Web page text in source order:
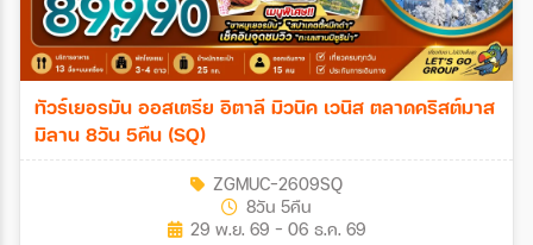
ทัวร์เยอรมัน ออสเตรีย อิตาลี มิวนิค เวนิส ตลาดคริสต์มาส
มิลาน 8วัน 5คืน (SQ)
ZGMUC-2609SQ
8วัน 5คืน
29 พ.ย. 69 - 06 ธ.ค. 69